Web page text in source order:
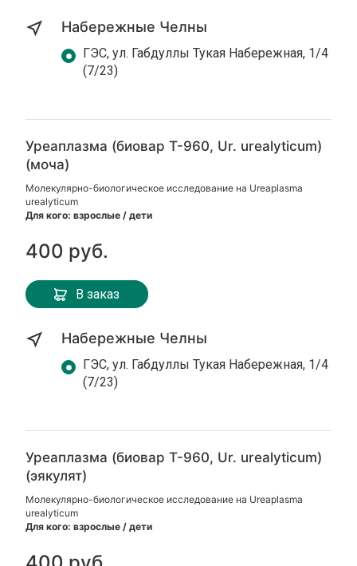
Набережные Челны
ГЭС, ул. Габдуллы Тукая Набережная, 1/4
(7/23)
Уреаплазма (биовар Т-960, Ur. urealyticum)
(моча)
Молекулярно-биологическое исследование на Ureaplasma
urealyticum
Для кого: взрослые / дети
400 руб.
В заказ
Набережные Челны
ГЭС, ул. Габдуллы Тукая Набережная, 1/4
(7/23)
Уреаплазма (биовар Т-960, Ur. urealyticum)
(эякулят)
Молекулярно-биологическое исследование на Ureaplasma
urealyticum
Для кого: взрослые / дети